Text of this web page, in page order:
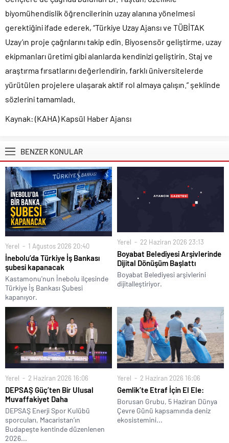
biyomühendislik öğrencilerinin uzay alanına yönelmesi
gerektiğini ifade ederek, “Türkiye Uzay Ajansı ve TÜBİTAK
Uzay’ın proje çağrılarını takip edin. Biyosensör geliştirme, uzay
ekipmanları üretimi gibi alanlarda kendinizi geliştirin. Staj ve
araştırma fırsatlarını değerlendirin, farklı üniversitelerde
yürütülen projelere ulaşarak aktif rol almaya çalışın.” şeklinde
sözlerini tamamladı.
Kaynak: (KAHA) Kapsül Haber Ajansı
BENZER KONULAR
Yerel 1 Ağustos 2026 20:40
İnebolu’da Türkiye İş Bankası
şubesi kapanacak
Kastamonu'nun İnebolu ilçesinde
Türkiye İş Bankası Şubesi
kapanıyor.
Yerel 22 Haziran 2026 23:13
Boyabat Belediyesi Arşivlerinde
Dijital Dönüşüm Başlattı
Boyabat Belediyesi arşivlerini
dijitalleştiriyor.
Yerel 2 Haziran 2026 16:06
DEPSAŞ Güç’ten Bir Ulusal
Muvaffakiyet Daha
DEPSAŞ Enerji Spor Kulübü
sporcuları, Macaristan’ın
Budapeşte kentinde düzenlenen
2026...
Yerel 2 Haziran 2026 16:06
Gemlik’te Etraf İçin El Ele:
Borusan Grubu, 5 Haziran Dünya
Çevre Günü kapsamında deniz
ekosistemini...